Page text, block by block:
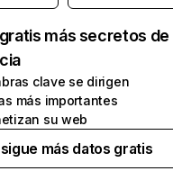
más secretos de
clave se dirigen
más importantes
su web
más datos gratis